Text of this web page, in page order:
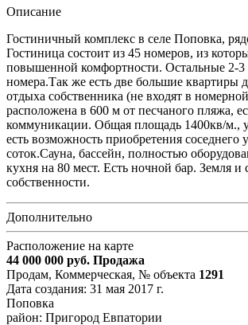
Описание
Гостиничный комплекс в селе Поповка,
Гостиница состоит из 45 номеров, из
повышенной комфортности. Остальные 2-3
номера.Так же есть две большие квартиры
отдыха собственника (не входят в
расположена в 600 м от песчаного пляжа,
коммуникации. Общая площадь 1400кв/м.,
есть возможность приобретения соседнего
соток.Сауна, бассейн, полностью
кухня на 80 мест. Есть ночной бар. Земля и
собственности.
Дополнительно
Расположение на карте
44 000 000 руб. Продажа
Продам, Коммерческая, № объекта 1291
Дата создания: 31 мая 2017 г.
Поповка
район: Пригород Евпатории